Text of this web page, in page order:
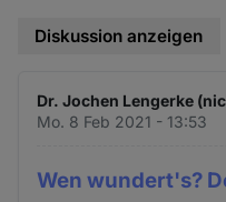
Diskussion anzeigen
Dr. Jochen Lengerke
Mo. 8 Feb 2021 - 13:53
Wen wundert's?